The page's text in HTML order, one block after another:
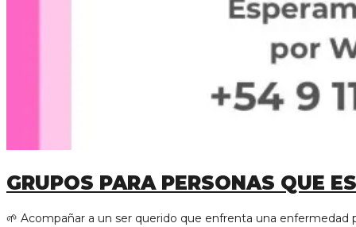
GRUPOS PARA PERSONAS QUE
🌱 Acompañar a un ser querido que enfrenta una